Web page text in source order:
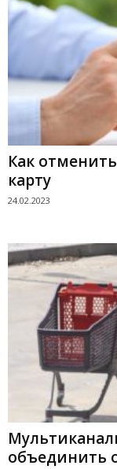
Как
карту
24.02.2023
объединить